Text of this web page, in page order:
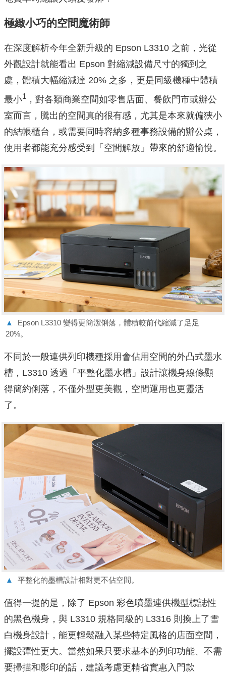
極緻小巧的空間魔術師
在深度解析今年全新升級的 Epson L3310 之前，光從
外觀設計就能看出 Epson 對縮減設備尺寸的獨到之
處，體積大幅縮減達 20% 之多，更是同級機種中體積
最小1 ，對各類商業空間如零售店面、餐飲門市或辦公
室而言，騰出的空間真的很有感，尤其是本來就偏狹小
的結帳櫃台，或需要同時容納多種事務設備的辦公桌，
使用者都能充分感受到「空間解放」帶來的舒適愉悅。
▲
Epson L3310 變得更簡潔俐落，體積較前代縮減了足足
20%。
不同於一般連供列印機種採用會佔用空間的外凸式墨水
槽，L3310 透過「平整化墨水槽」設計讓機身線條顯
得簡約俐落，不僅外型更美觀，空間運用也更靈活
了。
▲ 平整化的墨槽設計相對更不佔空間。
值得一提的是，除了 Epson 彩色噴墨連供機型標誌性
的黑色機身，與 L3310 規格同級的 L3316 則換上了雪
白機身設計，能更輕鬆融入某些特定風格的店面空間，
擺設彈性更大。當然如果只要求基本的列印功能、不需
要掃描和影印的話，建議考慮更精省實惠入門款